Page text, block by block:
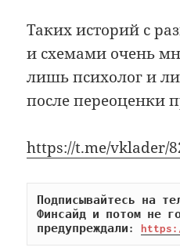
Таких историй с
и схемами очень
лишь психолог и
после переоценки
https://t.me/vklader/
Подписывайтесь на
Финсайд и потом не
предупреждали: